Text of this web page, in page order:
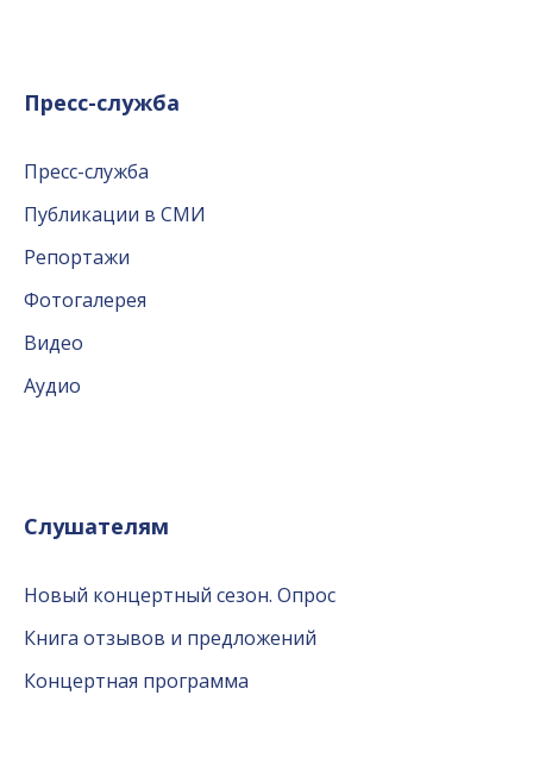
Пресс-служба
Пресс-служба
Публикации в СМИ
Репортажи
Фотогалерея
Видео
Аудио
Слушателям
Новый концертный сезон. Опрос
Книга отзывов и предложений
Концертная программа